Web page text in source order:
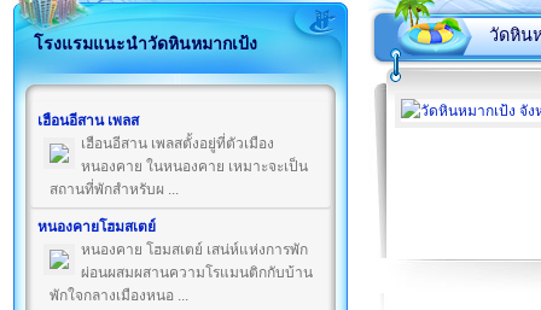
โรงแรมแนะนำวัดหินหมากเป้ง
เฮือนอีสาน เพลส
เฮือนอีสาน เพลสตั้งอยู่ที่ตัวเมือง
หนองคาย ในหนองคาย เหมาะจะเป็น
สถานที่พักสำหรับผ ...
หนองคายโฮมสเตย์
หนองคาย โฮมสเตย์ เสน่ห์แห่งการพัก
ผ่อนผสมผสานความโรแมนติกกับบ้าน
พักใจกลางเมืองหนอ ...
วัดหิน